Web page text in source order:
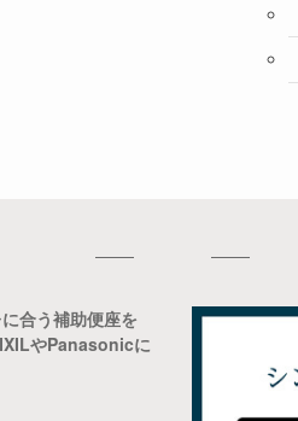
合う補助便座を
やPanasonicに